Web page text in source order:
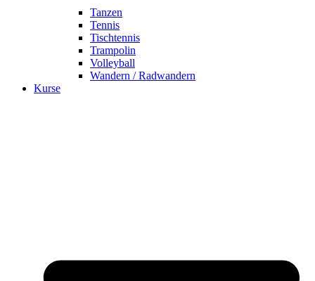
Tanzen
Tennis
Tischtennis
Trampolin
Volleyball
Wandern / Radwandern
Kurse